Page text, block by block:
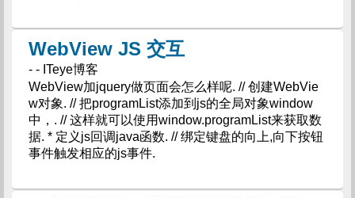
WebView JS 交互
- - ITeye博客
WebView加jquery做页面会怎么样呢. // 创建WebVie
w对象. // 把programList添加到js的全局对象window
中，. // 这样就可以使用window.programList来获取数
据. * 定义js回调java函数. // 绑定键盘的向上,向下按钮
事件触发相应的js事件.